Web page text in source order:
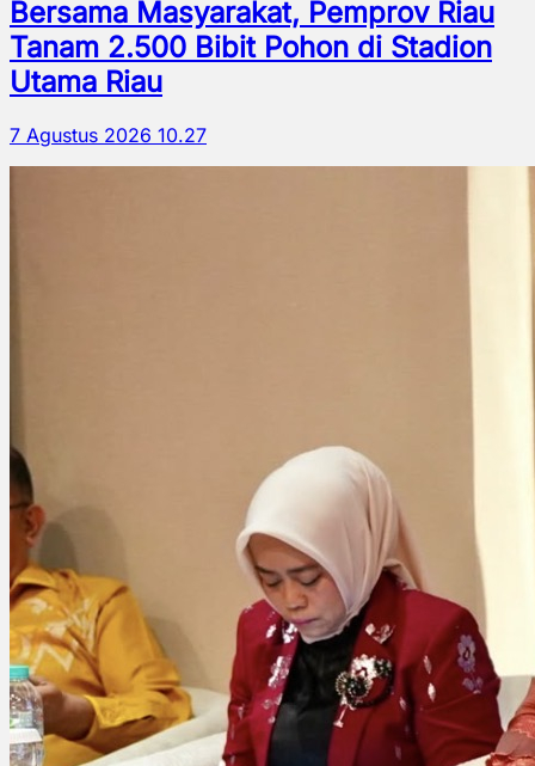
Bersama Masyarakat, Pemprov Riau
Tanam 2.500 Bibit Pohon di Stadion
Utama Riau
7 Agustus 2026 10.27